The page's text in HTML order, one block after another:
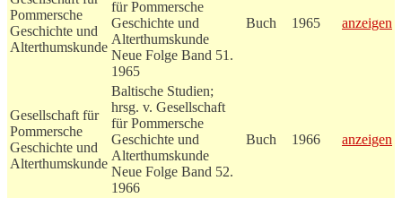
Pommersche
Geschichte und
Alterthumskunde
für Pommersche
Geschichte und
Alterthumskunde
Neue Folge Band 51.
1965
Buch 1965 anzeigen
Gesellschaft für
Pommersche
Geschichte und
Alterthumskunde
Baltische Studien;
hrsg. v. Gesellschaft
für Pommersche
Geschichte und
Alterthumskunde
Neue Folge Band 52.
1966
Buch 1966 anzeigen